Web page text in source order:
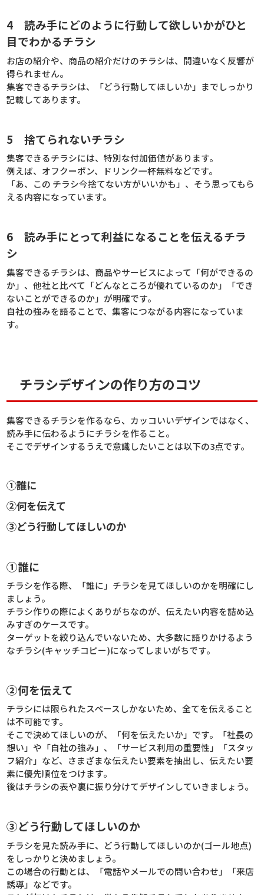
4 読み手にどのように行動して欲しいかがひと
目でわかるチラシ
お店の紹介や、商品の紹介だけのチラシは、間違いなく反響が
得られません。
集客できるチラシは、「どう行動してほしいか」までしっかり
記載してあります。
5 捨てられないチラシ
集客できるチラシには、特別な付加価値があります。
例えば、オフクーポン、ドリンク一杯無料などです。
「あ、この チラシ今捨てない方がいいかも」、そう思ってもら
える内容になっています。
6 読み手にとって利益になることを伝えるチラ
シ
集客できるチラシは、商品やサービスによって「何ができるの
か」、他社と比べて「どんなところが優れているのか」「でき
ないことができるのか」が明確です。
自社の強みを語ることで、集客につながる内容になっていま
す。
チラシデザインの作り方のコツ
集客できるチラシを作るなら、カッコいいデザインではなく、
読み手に伝わるようにチラシを作ること。
そこでデザインするうえで意識したいことは以下の3点です。
①誰に
②何を伝えて
③どう行動してほしいのか
①誰に
チラシを作る際、「誰に」チラシを見てほしいのかを明確にし
ましょう。
チラシ作りの際によくありがちなのが、伝えたい内容を詰め込
みすぎのケースです。
ターゲットを絞り込んでいないため、大多数に語りかけるよう
なチラシ(キャッチコピー)になってしまいがちです。
②何を伝えて
チラシには限られたスペースしかないため、全てを伝えること
は不可能です。
そこで決めてほしいのが、「何を伝えたいか」です。「社長の
想い」や「自社の強み」、「サービス利用の重要性」「スタッ
フ紹介」など、さまざまな伝えたい要素を抽出し、伝えたい要
素に優先順位をつけます。
後はチラシの表や裏に振り分けてデザインしていきましょう。
③どう行動してほしいのか
チラシを見た読み手に、どう行動してほしいのか(ゴール地点)
をしっかりと決めましょう。
この場合の行動とは、「電話やメールでの問い合わせ」「来店
誘導」などです。